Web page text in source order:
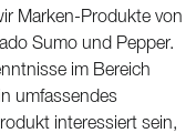
Marken-Produkte von
Sumo und Pepper.
im Bereich
umfassendes
interessiert sein,